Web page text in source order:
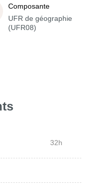
Composante
UFR de géographie
(UFR08)
32h